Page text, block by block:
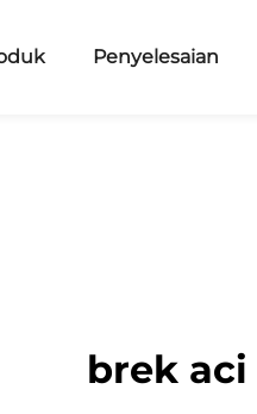
Penyelesaian
brek